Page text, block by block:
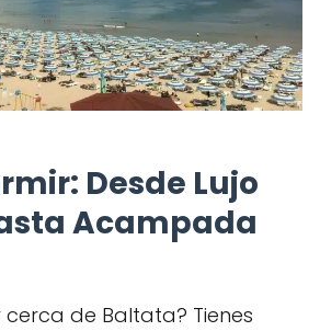
Desde Lujo
Acampada
cerca de Baltata? Tienes